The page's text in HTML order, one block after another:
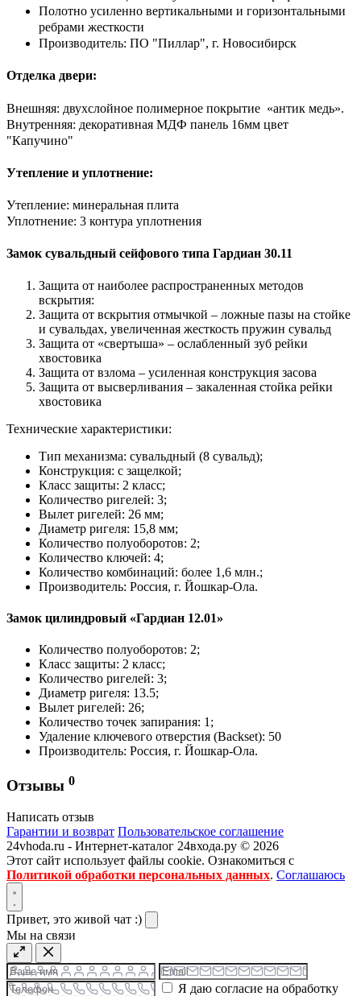
Полотно усиленно вертикальными и горизонтальными
ребрами жесткости
Производитель: ПО "Пиллар", г. Новосибирск
Отделка двери:
Внешняя: двухслойное полимерное покрытие «антик медь».
Внутренняя: декоративная МДФ панель 16мм цвет
"Капучино"
Утепление и уплотнение:
Утепление: минеральная плита
Уплотнение: 3 контура уплотнения
Замок сувальдный сейфового типа Гардиан 30.11
Защита от наиболее распространенных методов
вскрытия:
Защита от вскрытия отмычкой – ложные пазы на стойке
и сувальдах, увеличенная жесткость пружин сувальд
Защита от «свертыша» – ослабленный зуб рейки
хвостовика
Защита от взлома – усиленная конструкция засова
Защита от высверливания – закаленная стойка рейки
хвостовика
Технические характеристики:
Тип механизма: сувальдный (8 сувальд);
Конструкция: с защелкой;
Класс защиты: 2 класс;
Количество ригелей: 3;
Вылет ригелей: 26 мм;
Диаметр ригеля: 15,8 мм;
Количество полуоборотов: 2;
Количество ключей: 4;
Количество комбинаций: более 1,6 млн.;
Производитель: Россия, г. Йошкар-Ола.
Замок цилиндровый «Гардиан 12.01»
Количество полуоборотов: 2;
Класс защиты: 2 класс;
Количество ригелей: 3;
Диаметр ригеля: 13.5;
Вылет ригелей: 26;
Количество точек запирания: 1;
Удаление ключевого отверстия (Backset): 50
Производитель: Россия, г. Йошкар-Ола.
Отзывы 0
Написать отзыв
Гарантии и возврат Пользовательское соглашение
24vhoda.ru - Интернет-каталог 24входа.ру © 2026
Этот сайт использует файлы cookie. Ознакомиться с
Политикой обработки персональных данных. Соглашаюсь
Привет, это живой чат :)
Мы на связи
Я даю согласие на обработку